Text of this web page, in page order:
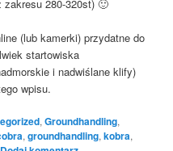
280-320st) 🙂
(lub kamerki) przydatne do
startowiska
i nadwiślane klify)
wpisu.
,Groundhandling,
,groundhandling,kobra,